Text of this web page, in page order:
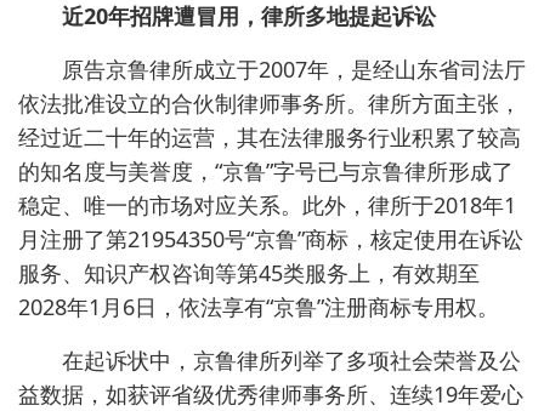
近20年招牌遭冒用，律所多地提起诉讼
原告京鲁律所成立于2007年，是经山东省司法厅
依法批准设立的合伙制律师事务所。律所方面主张，
经过近二十年的运营，其在法律服务行业积累了较高
的知名度与美誉度，“京鲁”字号已与京鲁律所形成了
稳定、唯一的市场对应关系。此外，律所于2018年1
月注册了第21954350号“京鲁”商标，核定使用在诉讼
服务、知识产权咨询等第45类服务上，有效期至
2028年1月6日，依法享有“京鲁”注册商标专用权。
在起诉状中，京鲁律所列举了多项社会荣誉及公
益数据，如获评省级优秀律师事务所、连续19年爱心